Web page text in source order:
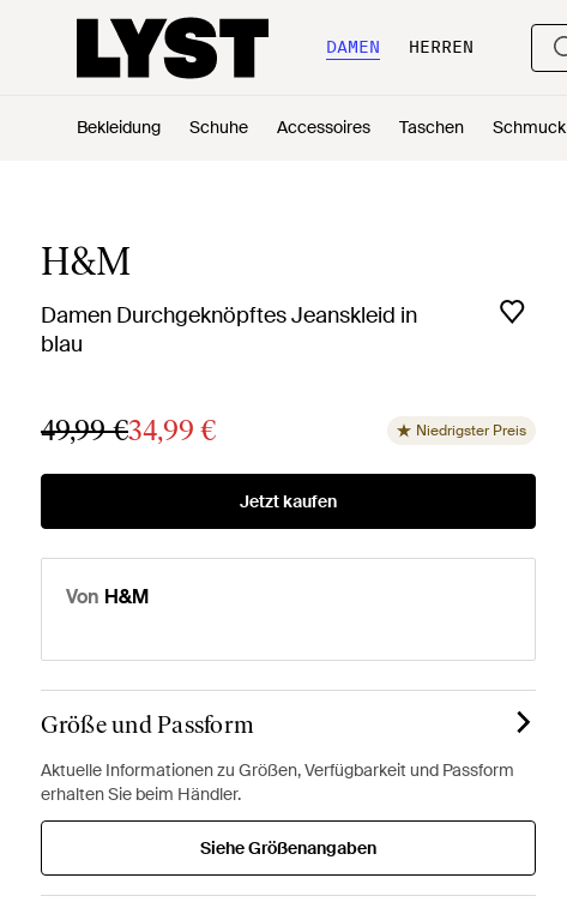
DAMEN HERREN
Bekleidung Schuhe Accessoires Taschen Schmuck
H&M
Damen Durchgeknöpftes Jeanskleid in
blau
49,99 €34,99 € Niedrigster Preis
Jetzt kaufen
Von H&M
Größe und Passform
Aktuelle Informationen zu Größen, Verfügbarkeit und Passform
erhalten Sie beim Händler.
Siehe Größenangaben